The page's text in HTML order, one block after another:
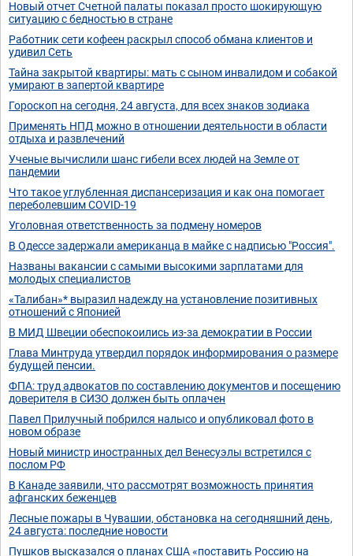
Новый отчет Счетной палаты показал просто шокирующую
ситуацию с бедностью в стране
Работник сети кофеен раскрыл способ обмана клиентов и
удивил Сеть
Тайна закрытой квартиры: мать с сыном инвалидом и собакой
умирают в запертой квартире
Гороскоп на сегодня, 24 августа, для всех знаков зодиака
Применять НПД можно в отношении деятельности в области
отдыха и развлечений
Ученые вычислили шанс гибели всех людей на Земле от
пандемии
Что такое углубленная диспансеризация и как она помогает
переболевшим COVID-19
Уголовная ответственность за подмену номеров
В Одессе задержали американца в майке с надписью "Россия".
Названы вакансии с самыми высокими зарплатами для
молодых специалистов
«Талибан»* выразил надежду на установление позитивных
отношений с Японией
В МИД Швеции обеспокоились из-за демократии в России
Глава Минтруда утвердил порядок информирования о размере
будущей пенсии.
ФПА: труд адвокатов по составлению документов и посещению
доверителя в СИЗО должен быть оплачен
Павел Прилучный побрился налысо и опубликовал фото в
новом образе
Новый министр иностранных дел Венесуэлы встретился с
послом РФ
В Канаде заявили, что рассмотрят возможность принятия
афганских беженцев
Лесные пожары в Чувашии, обстановка на сегодняшний день,
24 августа: последние новости
Пушков высказался о планах США «поставить Россию на